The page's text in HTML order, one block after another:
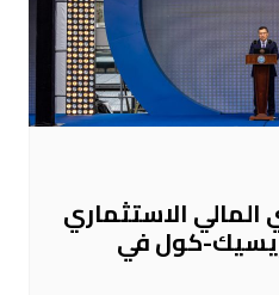
الاستثماري
كول في